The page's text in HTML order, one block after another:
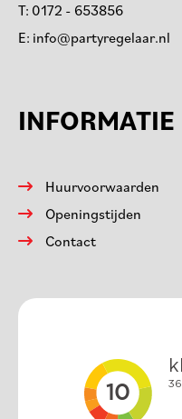
T: 0172 - 653856
E: info@partyregelaar.nl
INFORMATIE
Huurvoorwaarden
Openingstijden
Contact